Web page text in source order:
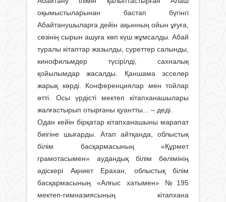
оқымыстыларынан бастап бүгінгі
Абайтанушыларға дейін ақынның ойын ұғуға,
сөзінің сырын ашуға көп күш жұмсалды. Абай
туралы кітаптар жазылды, суреттер салынды,
кинофильмдер түсірілді, сахналық
қойылымдар жасалды. Қаншама эсселер
жарық көрді. Конференциялар мен тойлар
өтті. Осы үрдісті мектеп кітапханашылары
жалғастырып отырғаны қуантты... – деді.
Одан кейін бірқатар кітапханашыны марапат
биігіне шығарды. Атап айтқанда, облыстық
білім басқармасының «Құрмет
грамотасымен» аудандық білім бөлімінің
әдіскері Ақниет Ерахан, облыстық білім
басқармасының «Алғыс хатымен» №195
мектеп-гимназиясының кітапхана